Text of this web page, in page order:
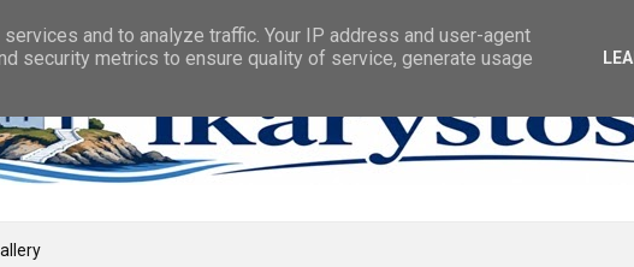
and to analyze traffic. Your IP address and user-agent
security metrics to ensure quality of service, generate usage